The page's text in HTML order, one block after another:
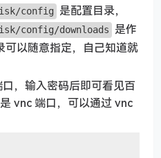
config 是配置目录，
config/downloads
是作
可以随意指定，自己知道就
，输入密码后即可看见百
vnc 端口，可以通过 vnc